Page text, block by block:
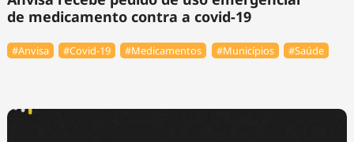
de medicamento contra a covid-19
#Anvisa #Covid-19 #Medicamentos #Municípios #Saúde